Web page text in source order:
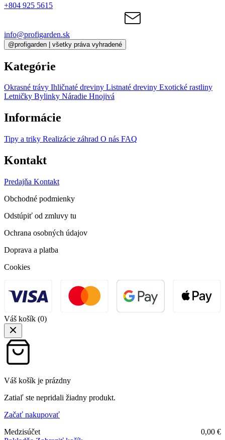
+804 925 5615
info@profigarden.sk
@profigarden | všetky práva vyhradené
Kategórie
Okrasné trávy Ihličnaté dreviny Listnaté dreviny Exotické rastliny
Letničky Bylinky Náradie Hnojivá
Informácie
Tipy a triky Realizácie záhrad O nás FAQ
Kontakt
Predajňa Kontakt
Obchodné podmienky
Odstúpiť od zmluvy tu
Ochrana osobných údajov
Doprava a platba
Cookies
Váš košík (0)
Váš košík je prázdny
Zatiaľ ste nepridali žiadny produkt.
Začať nakupovať
Medzisúčet
0,00 €